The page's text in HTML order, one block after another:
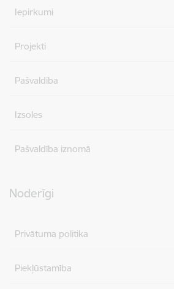
Iepirkumi
Projekti
Pašvaldība
Izsoles
Pašvaldība iznomā
Noderīgi
Privātuma politika
Piekļūstamība